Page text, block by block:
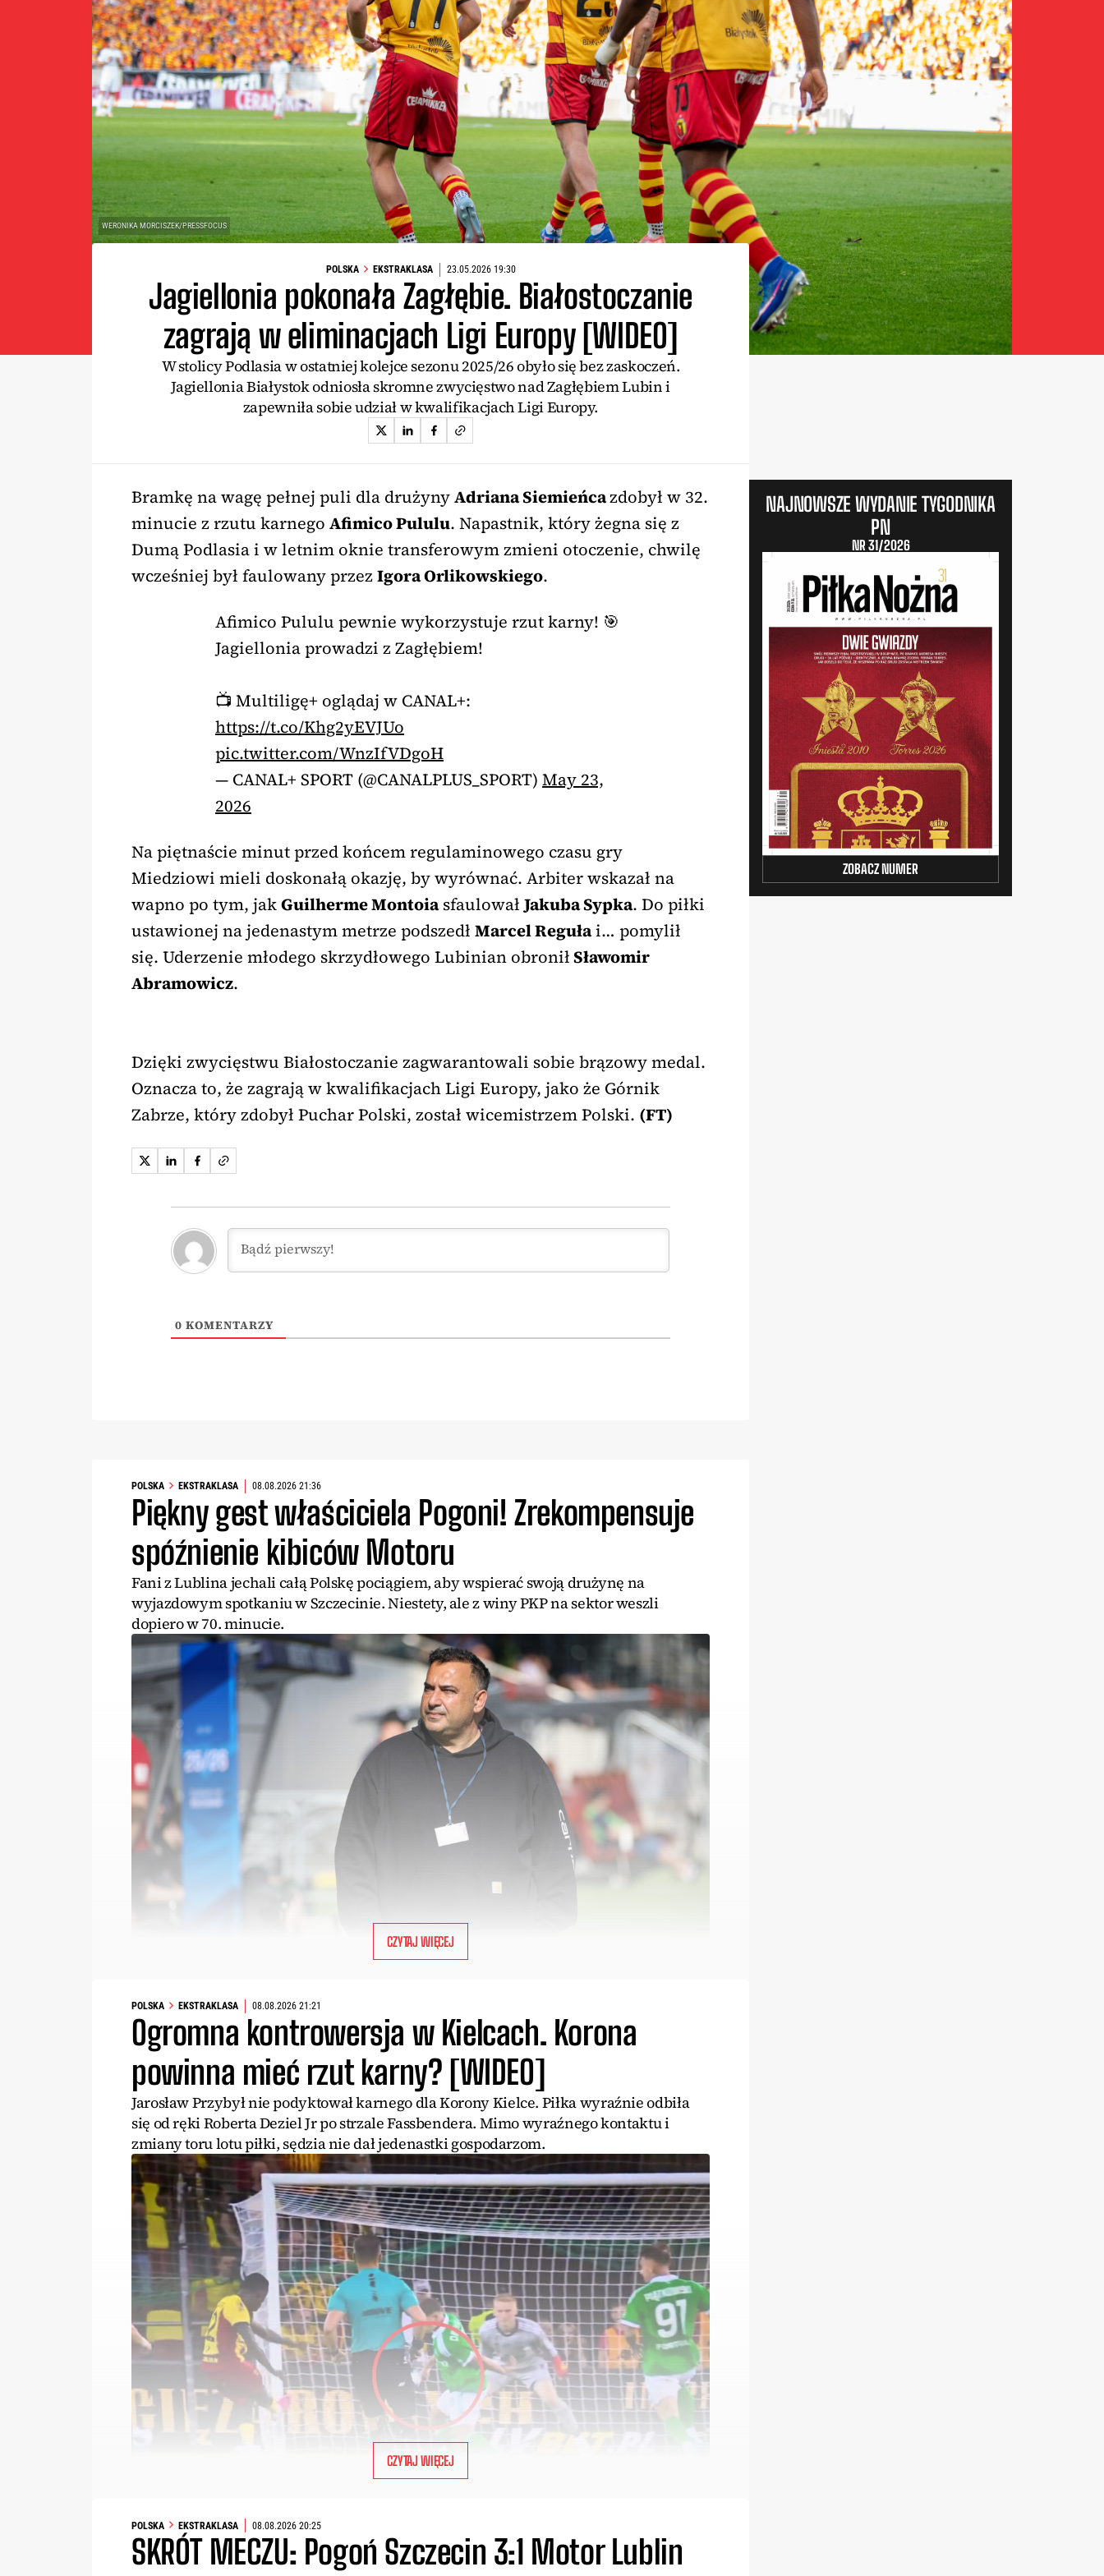
WERONIKA MORCISZEK/PRESSFOCUS
POLSKA EKSTRAKLASA 23.05.2026 19:30
Jagiellonia pokonała Zagłębie. Białostoczanie
zagrają w eliminacjach Ligi Europy [WIDEO]
W stolicy Podlasia w ostatniej kolejce sezonu 2025/26 obyło się bez zaskoczeń.
Jagiellonia Białystok odniosła skromne zwycięstwo nad Zagłębiem Lubin i
zapewniła sobie udział w kwalifikacjach Ligi Europy.
Bramkę na wagę pełnej puli dla drużynyAdriana Siemieńcazdobył w 32.
minucie z rzutu karnego Afimico Pululu. Napastnik, który żegna się z
Dumą Podlasia i w letnim oknie transferowym zmieni otoczenie, chwilę
wcześniej był faulowany przezIgora Orlikowskiego.
Afimico Pululu pewnie wykorzystuje rzut karny! 🎯
Jagiellonia prowadzi z Zagłębiem!
📺 Multiligę+ oglądaj w CANAL+:
https://t.co/Khg2yEVJUo
pic.twitter.com/WnzIfVDgoH
— CANAL+ SPORT (@CANALPLUS_SPORT) May 23,
2026
Na piętnaście minut przed końcem regulaminowego czasu gry
Miedziowi mieli doskonałą okazję, by wyrównać. Arbiter wskazał na
wapno po tym, jakGuilherme MontoiasfaulowałJakuba Sypka. Do piłki
ustawionej na jedenastym metrze podszedł Marcel Regułai… pomylił
się. Uderzenie młodego skrzydłowego Lubinian obroniłSławomir
Abramowicz.
Dzięki zwycięstwu Białostoczanie zagwarantowali sobie brązowy medal.
Oznacza to, że zagrają w kwalifikacjach Ligi Europy, jako że Górnik
Zabrze, który zdobył Puchar Polski, został wicemistrzem Polski. (FT)
0 KOMENTARZY
NAJNOWSZE WYDANIE TYGODNIKA
PN
NR 31/2026
ZOBACZ NUMER
POLSKA EKSTRAKLASA 08.08.2026 21:36
Piękny gest właściciela Pogoni! Zrekompensuje
spóźnienie kibiców Motoru
Fani z Lublina jechali całą Polskę pociągiem, aby wspierać swoją drużynę na
wyjazdowym spotkaniu w Szczecinie. Niestety, ale z winy PKP na sektor weszli
dopiero w 70. minucie.
CZYTAJ WIĘCEJ
POLSKA EKSTRAKLASA 08.08.2026 21:21
Ogromna kontrowersja w Kielcach. Korona
powinna mieć rzut karny? [WIDEO]
Jarosław Przybył nie podyktował karnego dla Korony Kielce. Piłka wyraźnie odbiła
się od ręki Roberta Deziel Jr po strzale Fassbendera. Mimo wyraźnego kontaktu i
zmiany toru lotu piłki, sędzia nie dał jedenastki gospodarzom.
CZYTAJ WIĘCEJ
POLSKA EKSTRAKLASA 08.08.2026 20:25
SKRÓT MECZU: Pogoń Szczecin 3:1 Motor Lublin